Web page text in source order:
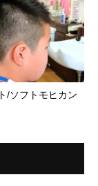
/ソフトモヒカン